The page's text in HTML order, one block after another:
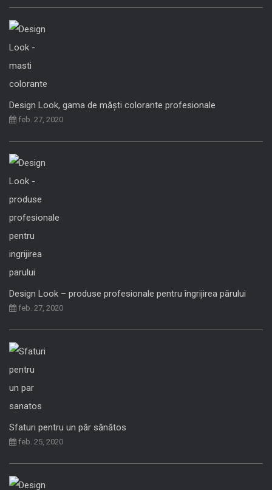
Design Look, gama de măști colorante profesionale
feb. 27, 2020
Design Look – produse profesionale pentru îngrijirea părului
feb. 27, 2020
Sfaturi pentru un păr sănătos
feb. 25, 2020